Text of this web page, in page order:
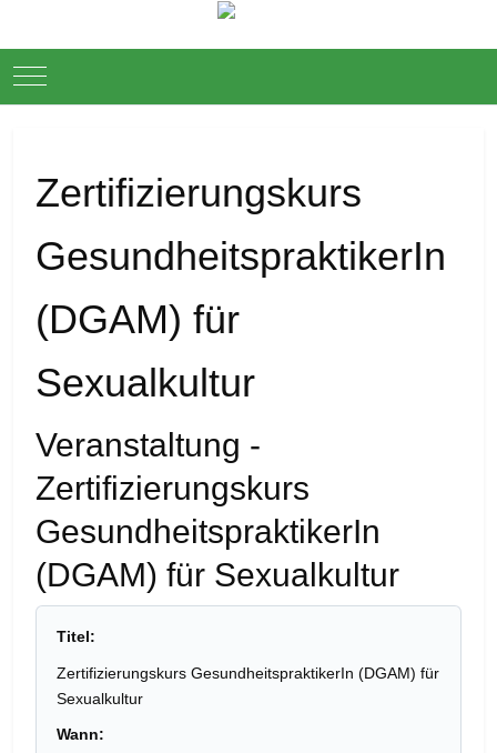
Mobile Menu Toggle
Zertifizierungskurs
GesundheitspraktikerIn
(DGAM) für
Sexualkultur
Veranstaltung -
Zertifizierungskurs
GesundheitspraktikerIn
(DGAM) für Sexualkultur
Titel:
Zertifizierungskurs GesundheitspraktikerIn (DGAM) für
Sexualkultur
Wann: